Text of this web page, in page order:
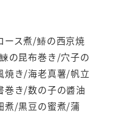
ス煮/鰆の西京焼
の昆布巻き/穴子の
焼き/海老真薯/帆立
巻き/数の子の醬油
煮/黒豆の蜜煮/蒲